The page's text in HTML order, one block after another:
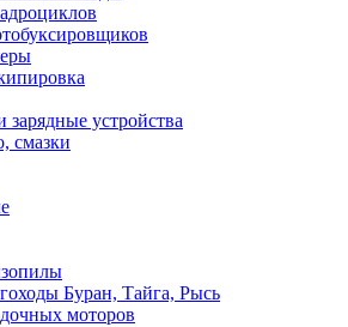
устройства
смазки
Буран, Тайга, Рысь
моторов